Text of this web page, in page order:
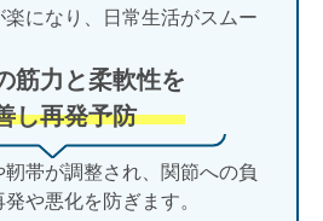
になり、日常生活がスムー
筋力と柔軟性を
し再発予防
帯が調整され、関節への負
や悪化を防ぎます。